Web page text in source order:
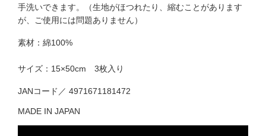
手洗いできます。（生地がほつれたり、縮むことがあります
が、ご使用には問題ありません）
素材：綿100%
サイズ：15×50cm 3枚入り
JANコード／ 4971671181472
MADE IN JAPAN